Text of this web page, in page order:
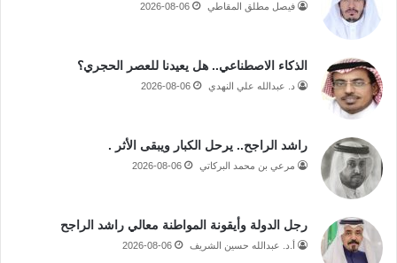
فيصل مطلق المقاطي 2026-08-06
الذكاء الاصطناعي.. هل يعيدنا للعصر الحجري؟
د. عبدالله علي النهدي 2026-08-06
راشد الراجح.. يرحل الكبار ويبقى الأثر .
مرعي بن محمد البركاتي 2026-08-06
رجل الدولة وأيقونة المواطنة معالي راشد الراجح
أ.د. عبدالله حسين الشريف 2026-08-06